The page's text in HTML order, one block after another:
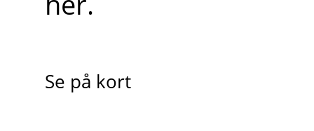
Se på kort